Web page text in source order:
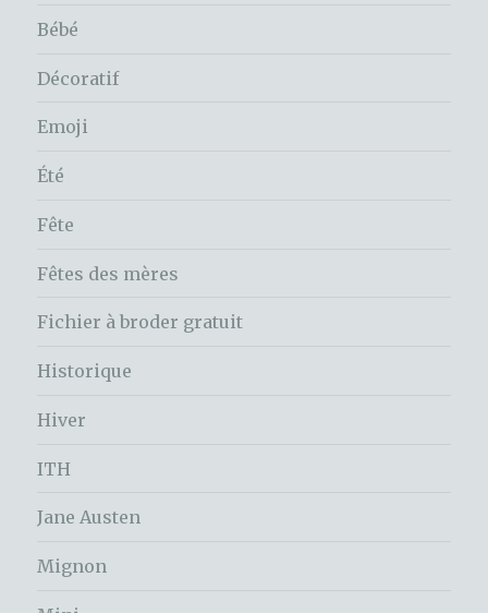
Bébé
Décoratif
Emoji
Été
Fête
Fêtes des mères
Fichier à broder gratuit
Historique
Hiver
ITH
Jane Austen
Mignon